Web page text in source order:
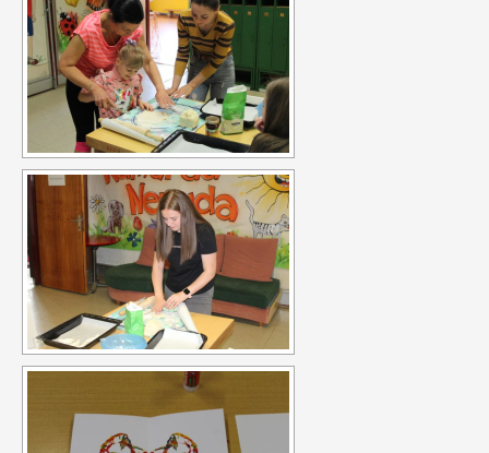
rozhodovací pravomocí. Účastníci se sejdou v třikrát během
víkendu a třikrát v odpoledních hodinách. Projekt bude uzavřen
konferencí s ostatními účastníky, obdobrníky a lidmi z místní
politické úrovně (město Zlín).
Projekt Everybody is unique se zaměřuje na rozpoznání
osobnosti mládeže, diagnostiky a poté jejich vlastní motivaci k
rozvoji. Reaguje na nárůst počtu nezaměstnaných mladých lidí,
kteří neví, co chtějí - jaká oblast je zajímá, co umí apod. V rámci
projektu je realizován školící kurz pro pracovníky s mládeží z
partnerských zemí: Řecko, Kypr, Itálie, Litva a hostitelská země
ČR. Kurz proběhne v listopadu 2016 ve Zlíně v ČR, v organizaci
RC Kamarád-Nenuda. Pracovníci se budou rozvíjet v oblastech:
psychologie osobnosti, interkulturní sdílení, Snoezelen v praxi,
Výstupem projektu je metodika.